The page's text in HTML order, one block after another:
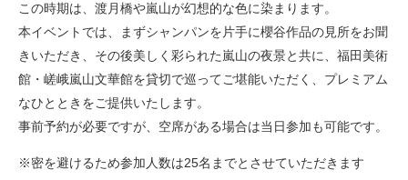
この時期は、渡月橋や嵐山が幻想的な色に染まります。
本イベントでは、まずシャンパンを片手に櫻谷作品の見所をお聞
きいただき、その後美しく彩られた嵐山の夜景と共に、福田美術
館・嵯峨嵐山文華館を貸切で巡ってご堪能いただく、プレミアム
なひとときをご提供いたします。
事前予約が必要ですが、空席がある場合は当日参加も可能です。
※密を避けるため参加人数は25名までとさせていただきます